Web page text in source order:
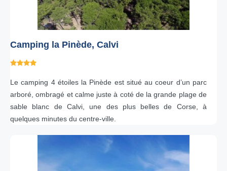
Camping la Pinède, Calvi
Le camping 4 étoiles la Pinède est situé au coeur d’un parc
arboré, ombragé et calme juste à coté de la grande plage de
sable blanc de Calvi, une des plus belles de Corse, à
quelques minutes du centre-ville.